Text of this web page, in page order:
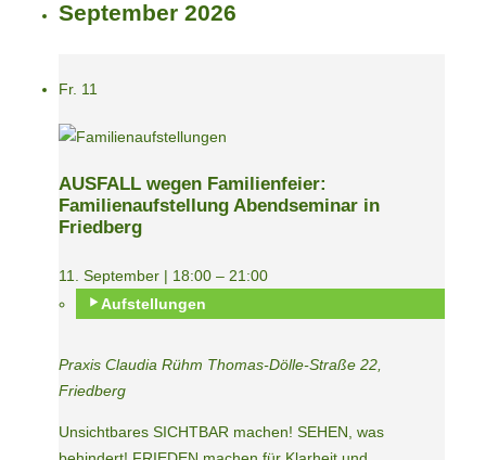
September 2026
Fr. 11
AUSFALL wegen Familienfeier:
Familienaufstellung Abendseminar in
Friedberg
11. September | 18:00 – 21:00
Aufstellungen
Praxis Claudia Rühm Thomas-Dölle-Straße 22,
Friedberg
Unsichtbares SICHTBAR machen! SEHEN, was